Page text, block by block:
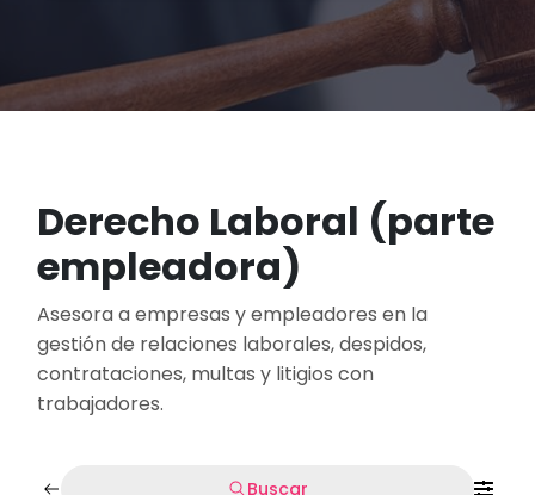
Derecho Laboral (parte
empleadora)
Asesora a empresas y empleadores en la
gestión de relaciones laborales, despidos,
contrataciones, multas y litigios con
trabajadores.
Buscar